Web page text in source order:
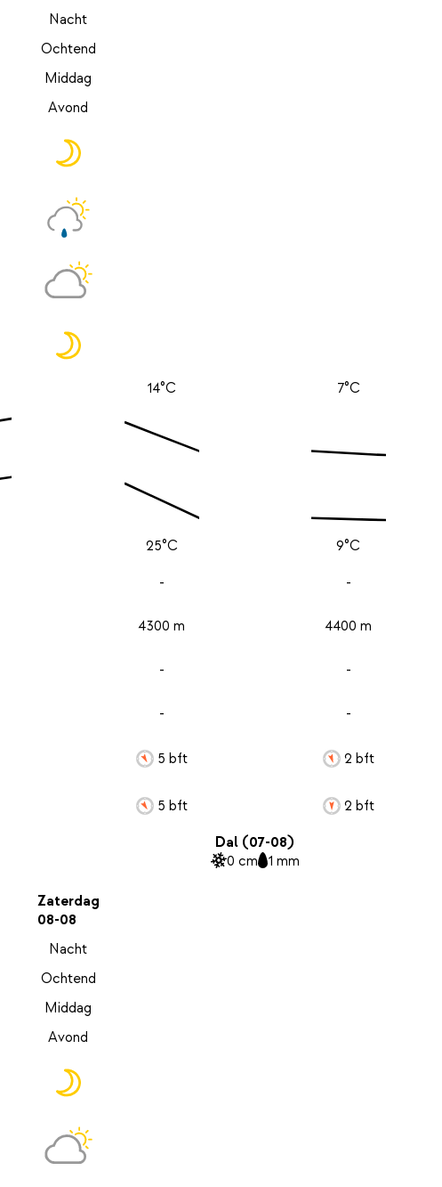
Nacht
Ochtend
Middag
Avond
14°C
25°C
-
4300 m
-
-
5 bft
5 bft
7°C
9°C
-
4400 m
-
-
2 bft
2 bft
Dal (07-08)
0 cm 1 mm
Zaterdag
08-08
Nacht
Ochtend
Middag
Avond